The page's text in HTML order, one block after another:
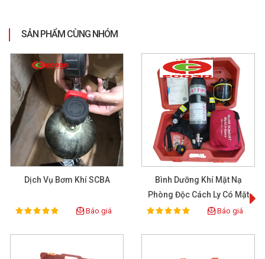
SẢN PHẨM CÙNG NHÓM
Dịch Vụ Bơm Khí SCBA
Rating:
100% Báo giá
Bình Dưỡng Khí Mặt Nạ
Phòng Độc Cách Ly Có Mặt
Trùm Và Bình Khí Thở
Rating:
100% Báo giá